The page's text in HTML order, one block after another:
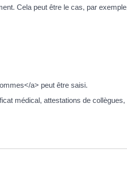
Cela peut être le cas, par
a> peut être saisi.
médical, attestations de